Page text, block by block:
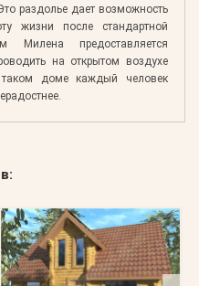
раздолье дает возможность
жизни после стандартной
Милена предоставляется
на открытом воздухе
доме каждый человек